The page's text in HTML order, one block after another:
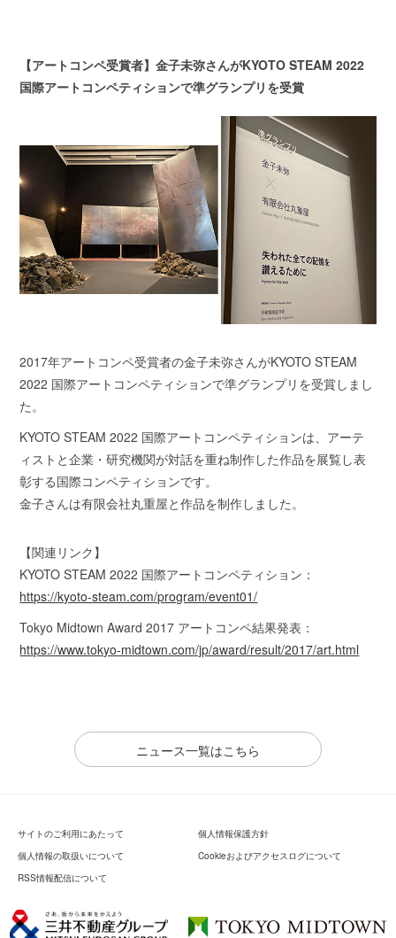
【アートコンペ受賞者】金子未弥さんがKYOTO STEAM 2022
国際アートコンペティションで準グランプリを受賞
2017年アートコンペ受賞者の金子未弥さんがKYOTO STEAM
2022 国際アートコンペティションで準グランプリを受賞しまし
た。
KYOTO STEAM 2022 国際アートコンペティションは、アーテ
ィストと企業・研究機関が対話を重ね制作した作品を展覧し表
彰する国際コンペティションです。
金子さんは有限会社丸重屋と作品を制作しました。
【関連リンク】
KYOTO STEAM 2022 国際アートコンペティション：
https://kyoto-steam.com/program/event01/
Tokyo Midtown Award 2017 アートコンペ結果発表：
https://www.tokyo-midtown.com/jp/award/result/2017/art.html
ニュース一覧はこちら
サイトのご利用にあたって
個人情報保護方針
個人情報の取扱いについて
Cookieおよびアクセスログについて
RSS情報配信について